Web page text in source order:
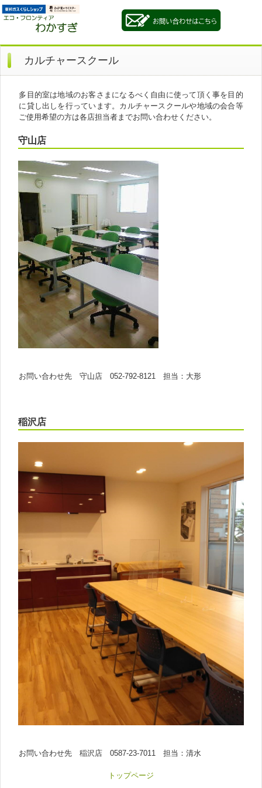
カルチャースクール
多目的室は地域のお客さまになるべく自由に使って頂く事を目的
に貸し出しを行っています。カルチャースクールや地域の会合等
ご使用希望の方は各店担当者までお問い合わせください。
守山店
お問い合わせ先 守山店 052-792-8121 担当：大形
稲沢店
お問い合わせ先 稲沢店 0587-23-7011 担当：清水
トップページ